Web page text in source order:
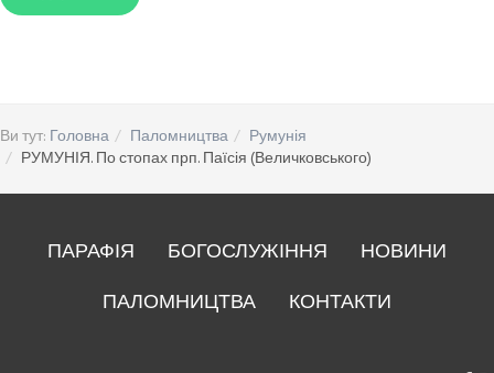
Ви тут: Головна Паломництва
Румунія
РУМУНІЯ. По стопах прп. Паїсія (Величковського)
ПАРАФІЯ БОГОСЛУЖІННЯ
НОВИНИ
ПАЛОМНИЦТВА
КОНТАКТИ